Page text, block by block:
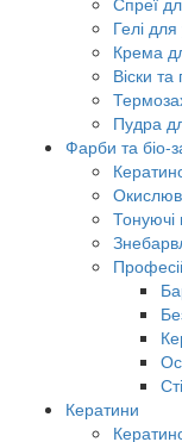
Гелі
Крема
Віски
Пудра
Фарби та біо-
Тонуючі
Кератини